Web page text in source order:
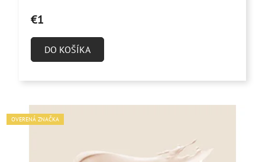
€1
DO KOŠÍKA
OVERENÁ ZNAČKA